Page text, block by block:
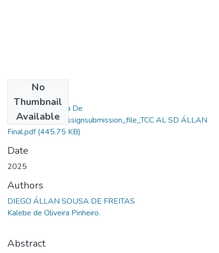
No
Thumbnail
Available
Diego Állan Sousa De
Freitas_76922_assignsubmission_file_TCC AL SD ÁLLAN
Final.pdf(445.75 KB)
Date
2025
Authors
DIEGO ÁLLAN SOUSA DE FREITAS
Kalebe de Oliveira Pinheiro.
Abstract